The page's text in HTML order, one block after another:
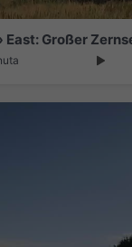
East: Großer